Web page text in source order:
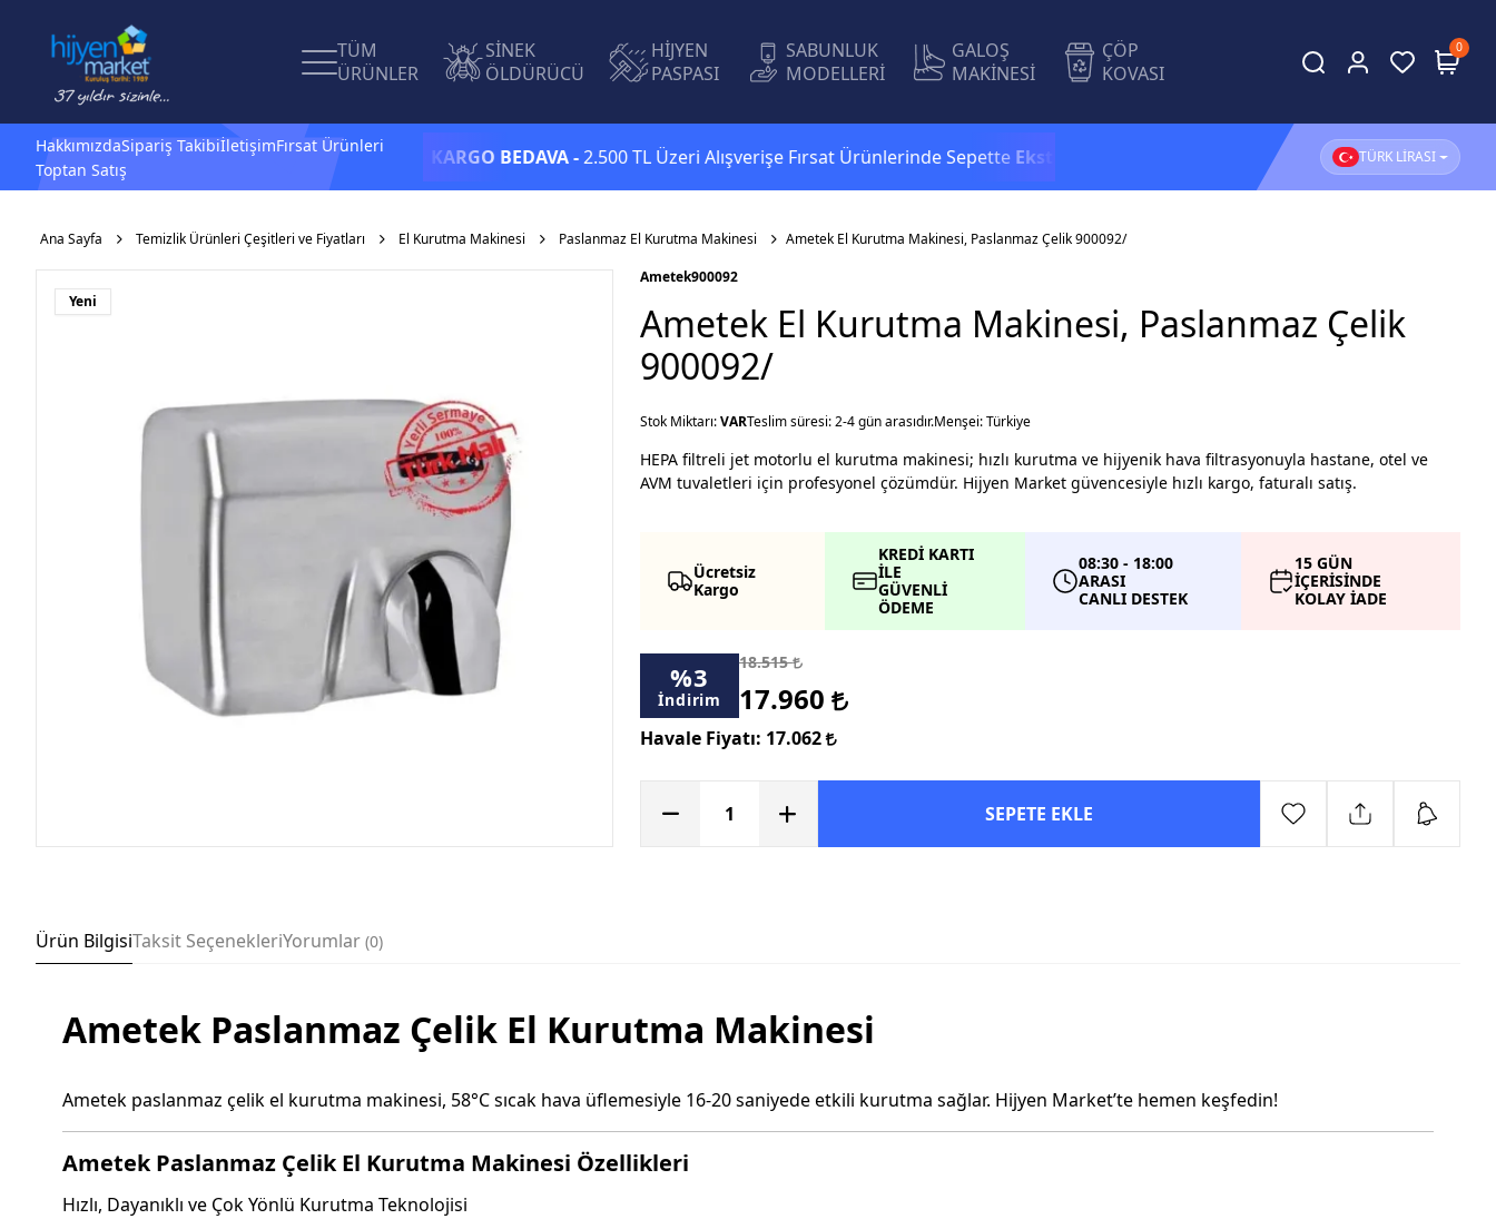
TÜM
ÜRÜNLER
SİNEK
ÖLDÜRÜCÜ
HİJYEN
PASPASI
SABUNLUK
MODELLERİ
GALOŞ
MAKİNESİ
ÇÖP
KOVASI
0
HakkımızdaSipariş TakibiİletişimFırsat Ürünleri
Toptan Satış1.500 TL ve üzeri alışverişlerinizde KARGO BEDAVA -2.500 TL Üzeri Alışverişe Fırsat Ürünlerinde SepetteEkstra %5 İndirim! 1.500 TL ve üzeri alışverişlerinizde
TÜRK LİRASI
Ana Sayfa Temizlik Ürünleri Çeşitleri ve Fiyatları El Kurutma Makinesi Paslanmaz El Kurutma Makinesi Ametek El Kurutma Makinesi, Paslanmaz Çelik 900092/
Yeni
Ametek900092
Ametek El Kurutma Makinesi, Paslanmaz Çelik
900092/
Stok Miktarı:VARTeslim süresi: 2-4 gün arasıdır.Menşei: Türkiye
HEPA filtreli jet motorlu el kurutma makinesi; hızlı kurutma ve hijyenik hava filtrasyonuyla hastane, otel ve
AVM tuvaletleri için profesyonel çözümdür. Hijyen Market güvencesiyle hızlı kargo, faturalı satış.
Ücretsiz
Kargo
KREDİ KARTI
İLE
GÜVENLİ
ÖDEME
08:30 - 18:00
ARASI
CANLI DESTEK
15 GÜN
İÇERİSİNDE
KOLAY İADE
%3
İndirim
18.515
17.960
Havale Fiyatı: 17.062
SEPETE EKLE
Ürün BilgisiTaksit SeçenekleriYorumlar 0
Ametek Paslanmaz Çelik El Kurutma Makinesi
Ametek paslanmaz çelik el kurutma makinesi, 58°C sıcak hava üflemesiyle 16-20 saniyede etkili kurutma sağlar. Hijyen Market’te hemen keşfedin!
Ametek Paslanmaz Çelik El Kurutma Makinesi Özellikleri
Hızlı, Dayanıklı ve Çok Yönlü Kurutma Teknolojisi